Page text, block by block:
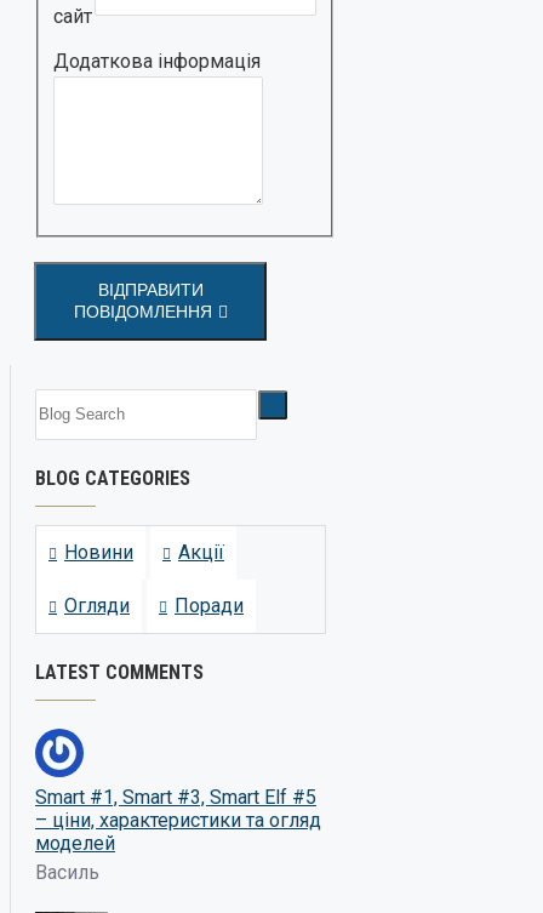
сайт
Додаткова інформація
ВІДПРАВИТИ
ПОВІДОМЛЕННЯ
BLOG CATEGORIES
Новини Акції
Огляди Поради
LATEST COMMENTS
Smart #1, Smart #3, Smart Elf #5
– ціни, характеристики та огляд
моделей
Василь